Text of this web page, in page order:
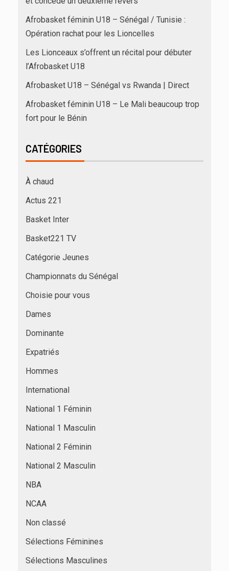
Afrobasket féminin U18 – Sénégal / Tunisie :
Opération rachat pour les Lioncelles
Les Lionceaux s’offrent un récital pour débuter
l’Afrobasket U18
Afrobasket U18 – Sénégal vs Rwanda | Direct
Afrobasket féminin U18 – Le Mali beaucoup trop
fort pour le Bénin
CATÉGORIES
À chaud
Actus 221
Basket Inter
Basket221 TV
Catégorie Jeunes
Championnats du Sénégal
Choisie pour vous
Dames
Dominante
Expatriés
Hommes
International
National 1 Féminin
National 1 Masculin
National 2 Féminin
National 2 Masculin
NBA
NCAA
Non classé
Sélections Féminines
Sélections Masculines